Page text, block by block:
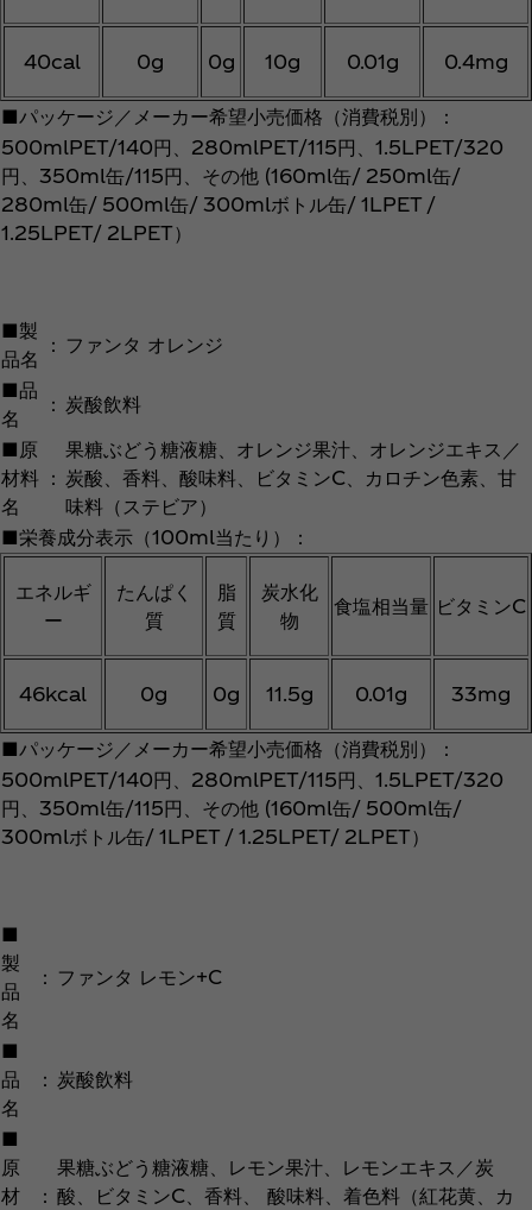
40cal 0g 0g 10g 0.01g 0.4mg
■パッケージ／メーカー希望小売価格（消費税別）：
500mlPET/140円、280mlPET/115円、1.5LPET/320
円、350ml缶/115円、その他 (160ml缶/ 250ml缶/
280ml缶/ 500ml缶/ 300mlボトル缶/ 1LPET /
1.25LPET/ 2LPET）
■製
品名
： ファンタ オレンジ
■品
名
： 炭酸飲料
■原
材料
名
：
果糖ぶどう糖液糖、オレンジ果汁、オレンジエキス／
炭酸、香料、酸味料、ビタミンC、カロチン色素、甘
味料（ステビア）
■栄養成分表示（100ml当たり）：
エネルギ
ー
たんぱく
質
脂
質
炭水化
物
食塩相当量 ビタミンC
46kcal 0g 0g 11.5g 0.01g 33mg
■パッケージ／メーカー希望小売価格（消費税別）：
500mlPET/140円、280mlPET/115円、1.5LPET/320
円、350ml缶/115円、その他 (160ml缶/ 500ml缶/
300mlボトル缶/ 1LPET / 1.25LPET/ 2LPET）
■
製
品
名
： ファンタ レモン+C
■
品
名
： 炭酸飲料
■
原
材
：
果糖ぶどう糖液糖、レモン果汁、レモンエキス／炭
酸、ビタミンC、香料、 酸味料、着色料（紅花黄、カ